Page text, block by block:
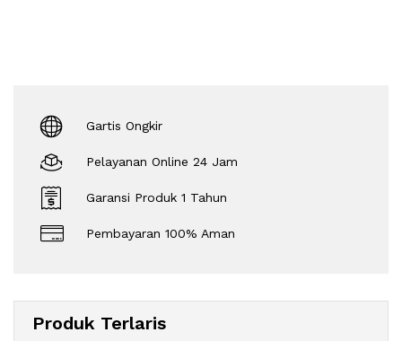
Gartis Ongkir
Pelayanan Online 24 Jam
Garansi Produk 1 Tahun
Pembayaran 100% Aman
Produk Terlaris